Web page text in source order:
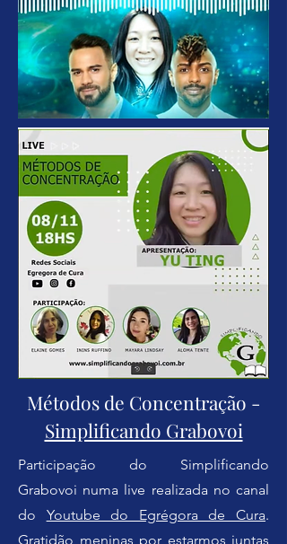
Métodos de Concentração -
Simplificando Grabovoi
Participação do Simplificando
Grabovoi numa live realizada no canal
do Youtube do Egrégora de Cura.
Gratidão meninas por estarmos juntas